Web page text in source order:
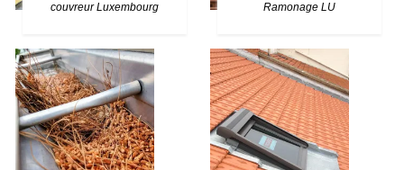
couvreur Luxembourg Ramonage LU